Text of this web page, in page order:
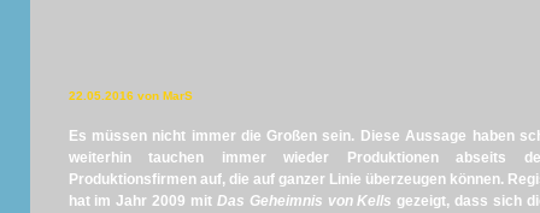
22.05.2016 von MarS
Es müssen nicht immer die Großen sein. Diese Aussage haben
weiterhin tauchen immer wieder Produktionen abseits
Produktionsfirmen auf, die auf ganzer Linie überzeugen können.
hat im Jahr 2009 mit Das Geheimnis von Kells gezeigt, dass sich